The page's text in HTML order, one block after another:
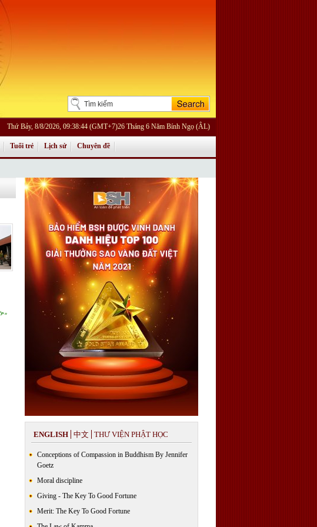
Thứ Bảy, 8/8/2026, 09:38:44 (GMT+7)26 Tháng 6 Năm Bính Ngọ (ÂL)
Tuổi trẻ Lịch sử Chuyên đề
ENGLISH 中文 THƯ VIỆN PHẬT HỌC
Conceptions of Compassion in Buddhism By Jennifer
Goetz
Moral discipline
Giving - The Key To Good Fortune
Merit: The Key To Good Fortune